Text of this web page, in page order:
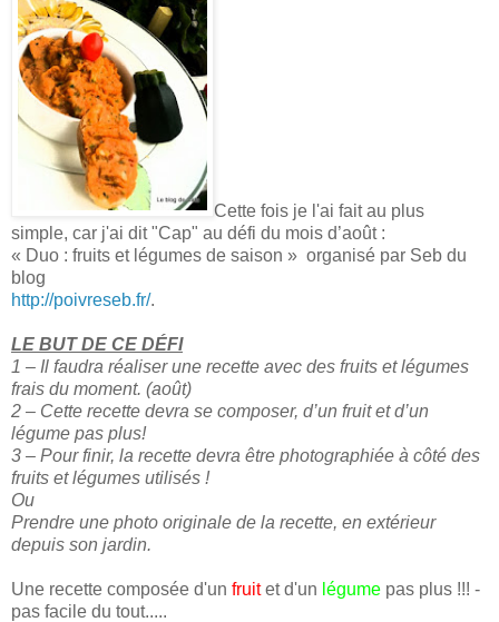
Cette fois je l'ai fait au plus
simple, car j'ai dit "Cap" au défi du mois d’août :
« Duo : fruits et légumes de saison » organisé par Seb du
blog
http://poivreseb.fr/.
LE BUT DE CE DÉFI
1 – Il faudra réaliser une recette avec des fruits et légumes
frais du moment. (août)
2 – Cette recette devra se composer, d’un fruit et d’un
légume pas plus!
3 – Pour finir, la recette devra être photographiée à côté des
fruits et légumes utilisés !
Ou
Prendre une photo originale de la recette, en extérieur
depuis son jardin.
Une recette composée d'un fruitet d'un légume pas plus !!! -
pas facile du tout.....